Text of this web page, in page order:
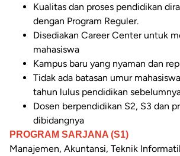
Kualitas dan proses pendidikan
dengan Program Reguler.
Disediakan Career Center untuk
mahasiswa
Kampus baru yang nyaman dan
Tidak ada batasan umur
tahun lulus pendidikan
Dosen berpendidikan S2, S3 dan
dibidangnya
PROGRAM SARJANA (S1)
Manajemen, Akuntansi, Teknik